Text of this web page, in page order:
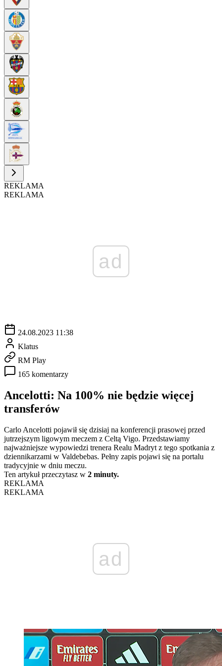
REKLAMA
REKLAMA
ad
24.08.2023 11:38
Klatus
RM Play
165 komentarzy
Ancelotti: Na 100% nie będzie więcej
transferów
Carlo Ancelotti pojawił się dzisiaj na konferencji prasowej przed
jutrzejszym ligowym meczem z Celtą Vigo. Przedstawiamy
najważniejsze wypowiedzi trenera Realu Madryt z tego spotkania z
dziennikarzami w Valdebebas. Pełny zapis pojawi się na portalu
tradycyjnie w dniu meczu.
Ten artykuł przeczytasz w 2 minuty.
REKLAMA
REKLAMA
ad